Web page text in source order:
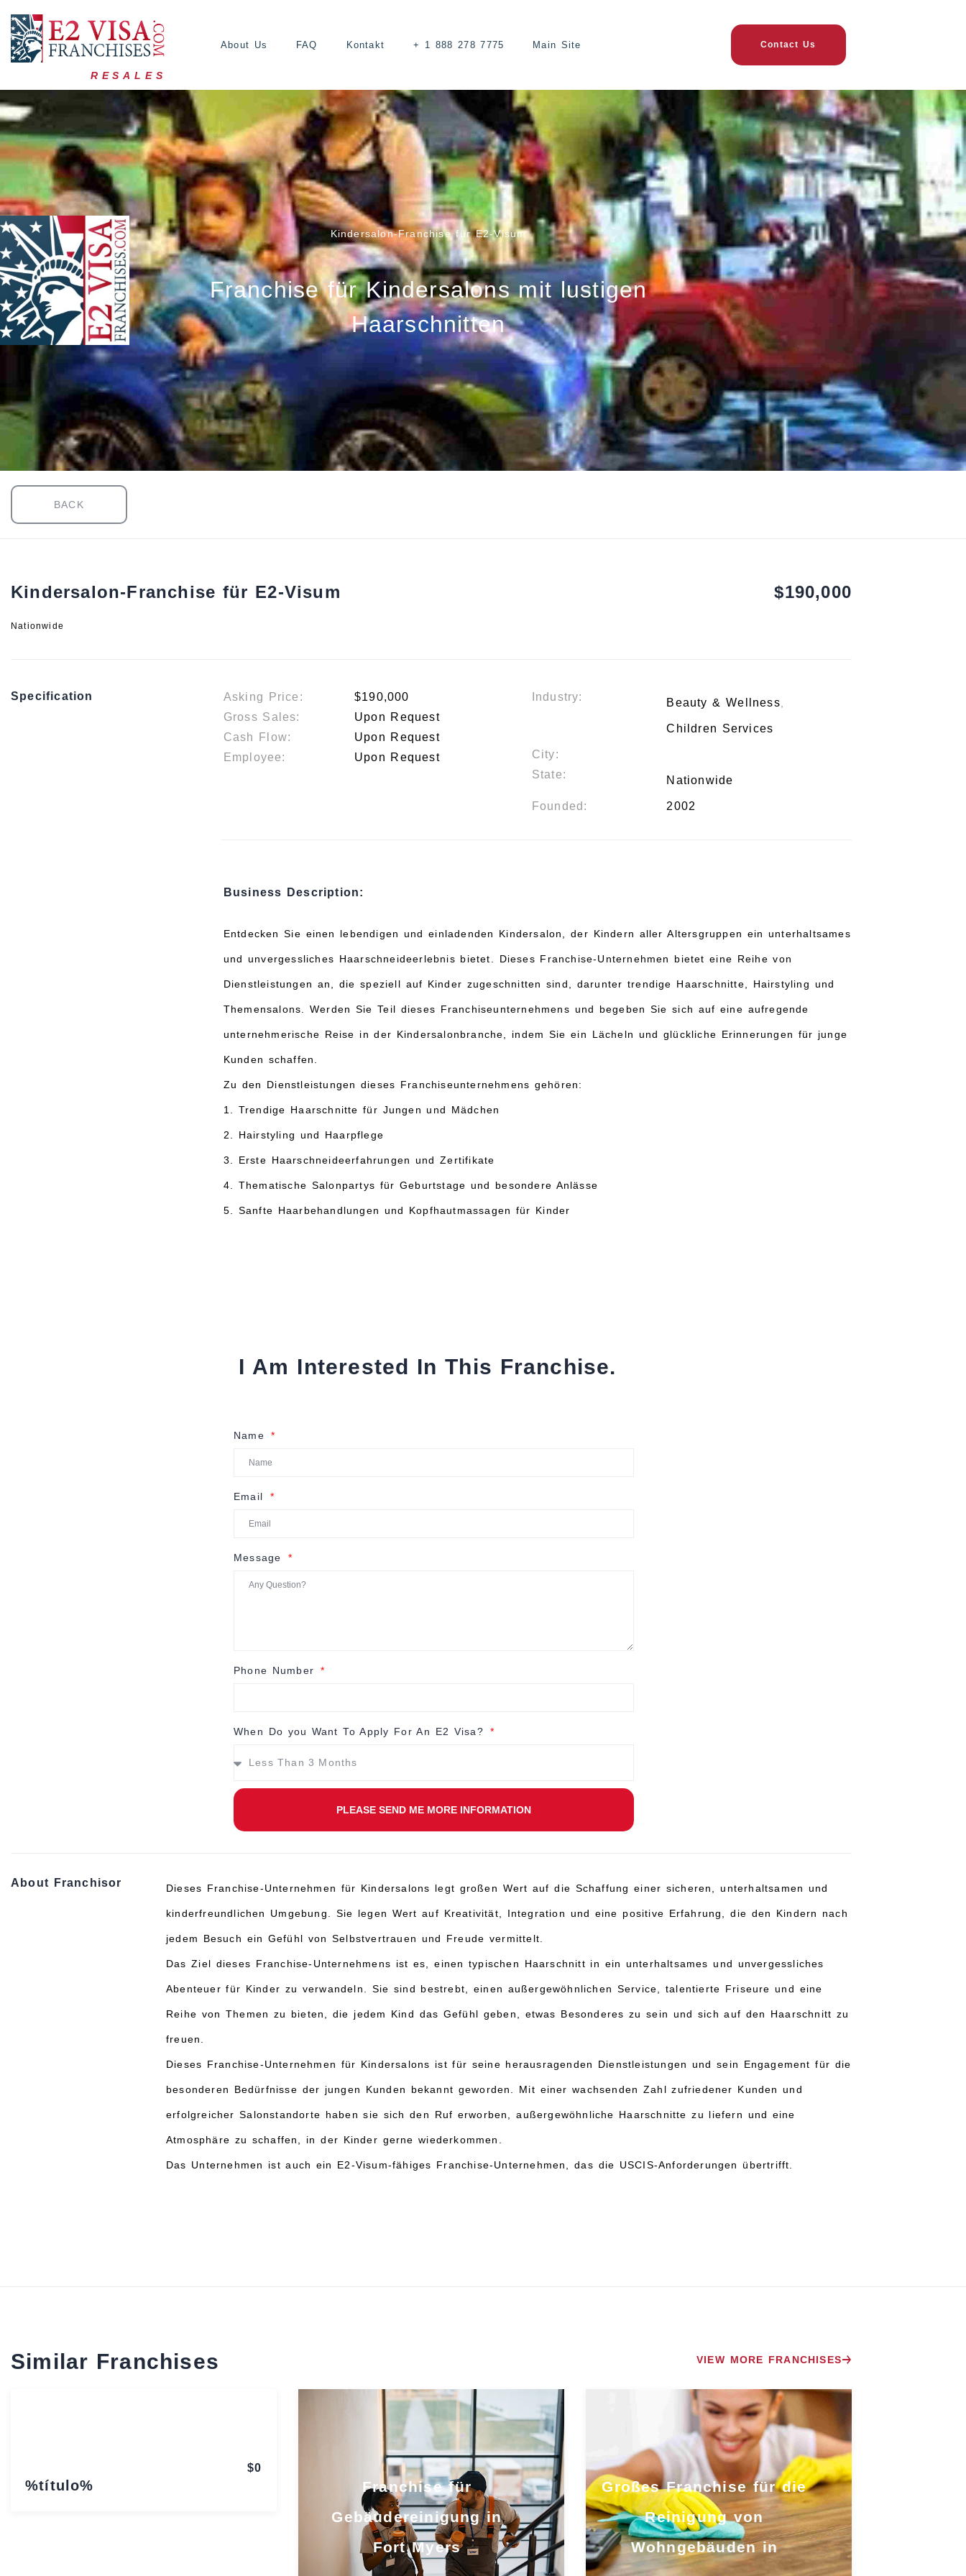
RESALES
About Us FAQ Kontakt + 1 888 278 7775 Main Site Contact Us
Kindersalon-Franchise für E2-Visum
Franchise für Kindersalons mit lustigen
Haarschnitten
BACK
Kindersalon-Franchise für E2-Visum
Nationwide
$190,000
Specification Asking Price:
$190,000
Gross Sales:
Upon Request
Cash Flow:
Upon Request
Employee:
Upon Request
Industry: Beauty & Wellness
Children Services
City:
State:
Nationwide
Founded: 2002
Business Description:
Entdecken Sie einen lebendigen und einladenden Kindersalon, der Kindern aller Altersgruppen ein unterhaltsames
und unvergessliches Haarschneideerlebnis bietet. Dieses Franchise-Unternehmen bietet eine Reihe von
Dienstleistungen an, die speziell auf Kinder zugeschnitten sind, darunter trendige Haarschnitte, Hairstyling und
Themensalons. Werden Sie Teil dieses Franchiseunternehmens und begeben Sie sich auf eine aufregende
unternehmerische Reise in der Kindersalonbranche, indem Sie ein Lächeln und glückliche Erinnerungen für junge
Kunden schaffen.
Zu den Dienstleistungen dieses Franchiseunternehmens gehören:
1. Trendige Haarschnitte für Jungen und Mädchen
2. Hairstyling und Haarpflege
3. Erste Haarschneideerfahrungen und Zertifikate
4. Thematische Salonpartys für Geburtstage und besondere Anlässe
5. Sanfte Haarbehandlungen und Kopfhautmassagen für Kinder
I Am Interested In This Franchise.
Name
Email
Message
Phone Number
When Do you Want To Apply For An E2 Visa?
PLEASE SEND ME MORE INFORMATION
About Franchisor Dieses Franchise-Unternehmen für Kindersalons legt großen Wert auf die Schaffung einer sicheren, unterhaltsamen und
kinderfreundlichen Umgebung. Sie legen Wert auf Kreativität, Integration und eine positive Erfahrung, die den Kindern nach
jedem Besuch ein Gefühl von Selbstvertrauen und Freude vermittelt.
Das Ziel dieses Franchise-Unternehmens ist es, einen typischen Haarschnitt in ein unterhaltsames und unvergessliches
Abenteuer für Kinder zu verwandeln. Sie sind bestrebt, einen außergewöhnlichen Service, talentierte Friseure und eine
Reihe von Themen zu bieten, die jedem Kind das Gefühl geben, etwas Besonderes zu sein und sich auf den Haarschnitt zu
freuen.
Dieses Franchise-Unternehmen für Kindersalons ist für seine herausragenden Dienstleistungen und sein Engagement für die
besonderen Bedürfnisse der jungen Kunden bekannt geworden. Mit einer wachsenden Zahl zufriedener Kunden und
erfolgreicher Salonstandorte haben sie sich den Ruf erworben, außergewöhnliche Haarschnitte zu liefern und eine
Atmosphäre zu schaffen, in der Kinder gerne wiederkommen.
Das Unternehmen ist auch ein E2-Visum-fähiges Franchise-Unternehmen, das die USCIS-Anforderungen übertrifft.
Similar Franchises VIEW MORE FRANCHISES
%título%
$0
Franchise für
Gebäudereinigung in
Fort Myers
Großes Franchise für die
Reinigung von
Wohngebäuden in